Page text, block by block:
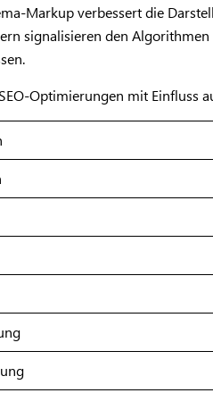
Markup verbessert die
signalisieren den
Optimierungen mit Einfluss